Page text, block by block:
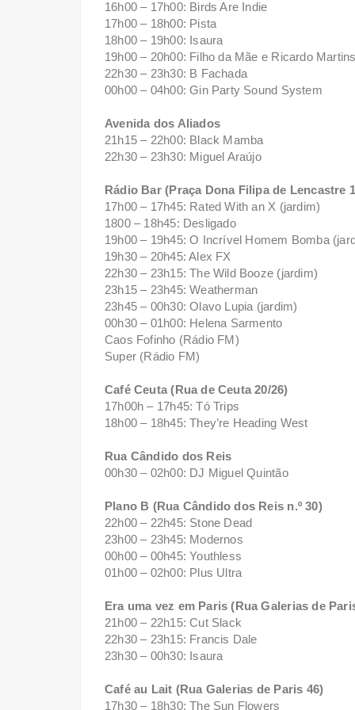
16h00 – 17h00: Birds Are Indie
17h00 – 18h00: Pista
18h00 – 19h00: Isaura
19h00 – 20h00: Filho da Mãe e Ricardo Martins
22h30 – 23h30: B Fachada
00h00 – 04h00: Gin Party Sound System
Avenida dos Aliados
21h15 – 22h00: Black Mamba
22h30 – 23h30: Miguel Araújo
Rádio Bar (Praça Dona Filipa de Lencastre
17h00 – 17h45: Rated With an X (jardim)
1800 – 18h45: Desligado
19h00 – 19h45: O Incrível Homem Bomba
19h30 – 20h45: Alex FX
22h30 – 23h15: The Wild Booze (jardim)
23h15 – 23h45: Weatherman
23h45 – 00h30: Olavo Lupia (jardim)
00h30 – 01h00: Helena Sarmento
Caos Fofinho (Rádio FM)
Super (Rádio FM)
Café Ceuta (Rua de Ceuta 20/26)
17h00h – 17h45: Tó Trips
18h00 – 18h45: They’re Heading West
Rua Cândido dos Reis
00h30 – 02h00: DJ Miguel Quintão
Plano B (Rua Cândido dos Reis n.º 30)
22h00 – 22h45: Stone Dead
23h00 – 23h45: Modernos
00h00 – 00h45: Youthless
01h00 – 02h00: Plus Ultra
Era uma vez em Paris (Rua Galerias de
21h00 – 22h15: Cut Slack
22h30 – 23h15: Francis Dale
23h30 – 00h30: Isaura
Café au Lait (Rua Galerias de Paris 46)
17h30 – 18h30: The Sun Flowers